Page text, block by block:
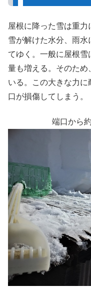
屋根に降った雪は重力
雪が解けた水分、雨
てゆく。一般に屋根
量も増える。そのため
いる。この大きな力
口が損傷してしまう。
端口から